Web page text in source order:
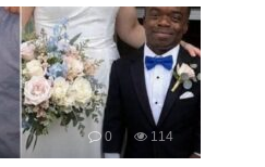
0 114